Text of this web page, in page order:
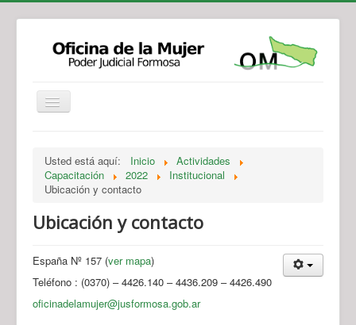
Legislación
Novedades
Recursos y Servicios de Atención
Usted está aquí: Inicio
Actividades
Capacitación
2022
Institucional
Ubicación y contacto
Ubicación y contacto
España Nº 157 (ver mapa)
Teléfono : (0370) – 4426.140 – 4436.209 – 4426.490
oficinadelamujer@jusformosa.gob.ar